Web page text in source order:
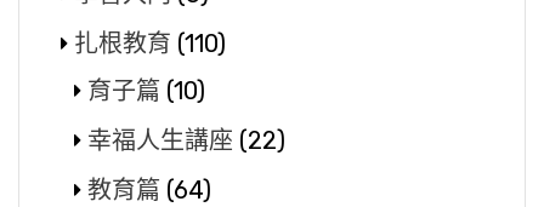
扎根教育 (110)
育子篇 (10)
幸福人生講座 (22)
教育篇 (64)